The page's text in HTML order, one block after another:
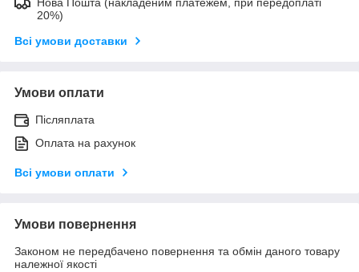
20%)
Всі умови доставки
Умови оплати
Післяплата
Оплата на рахунок
Всі умови оплати
Умови повернення
Законом не передбачено повернення та обмін даного товару
належної якості